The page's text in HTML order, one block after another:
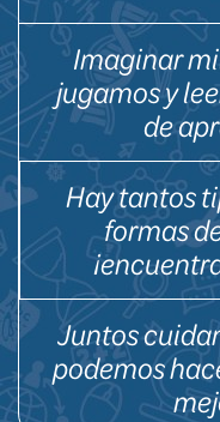
Imaginar
jugamos y
de
Hay tantos
formas
Juntos
podemos